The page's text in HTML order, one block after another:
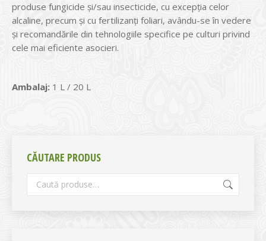
produse fungicide și/sau insecticide, cu excepția celor
alcaline, precum și cu fertilizanți foliari, avându-se în vedere
și recomandările din tehnologiile specifice pe culturi privind
cele mai eficiente asocieri.
Ambalaj: 1 L / 20 L
CĂUTARE PRODUS